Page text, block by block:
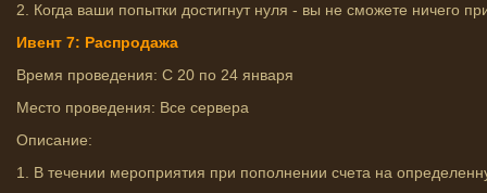
2. Когда ваши попытки достигнут нуля - вы не сможете ничего
Ивент 7: Распродажа
Время проведения: С 20 по 24 января
Место проведения: Все сервера
Описание:
1. В течении мероприятия при пополнении счета на